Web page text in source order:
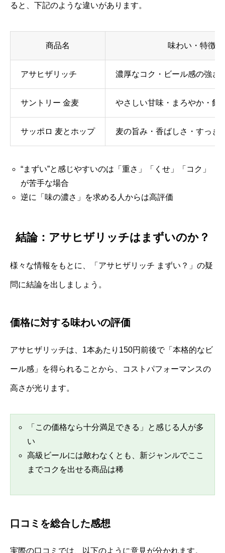
ると、下記のような違いがあります。
商品名 味わい・特徴
アサヒザリッチ 濃厚なコク・ビール感の強さ
サントリー 金麦 やさしい甘味・まろやか・飲
サッポロ 麦とホップ 麦の旨み・香ばしさ・すっき
“まずい”と感じやすいのは「重さ」「くせ」「コク」
が苦手な場合
逆に「味の濃さ」を求める人からは高評価
結論：アサヒザリッチはまずいのか？
様々な情報をもとに、「アサヒザリッチ まずい？」の疑
問に結論を出しましょう。
価格に対する味わいの評価
アサヒザリッチは、1本あたり150円前後で「本格的なビ
ール感」を得られることから、コストパフォーマンスの
高さが光ります。
「この価格なら十分満足できる」と感じる人が多
い
高級ビールには敵わなくとも、新ジャンルでここ
までコクを出せる商品は稀
口コミを総合した感想
実際の口コミでは、以下のように意見が分かれます。